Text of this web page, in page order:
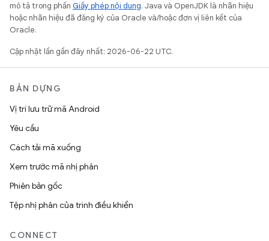
mô tả trong phần Giấy phép nội dung. Java và OpenJDK là nhãn hiệu
hoặc nhãn hiệu đã đăng ký của Oracle và/hoặc đơn vị liên kết của
Oracle.
Cập nhật lần gần đây nhất: 2026-06-22 UTC.
BẢN DỰNG
Vị trí lưu trữ mã Android
Yêu cầu
Cách tải mã xuống
Xem trước mã nhị phân
Phiên bản gốc
Tệp nhị phân của trình điều khiển
CONNECT